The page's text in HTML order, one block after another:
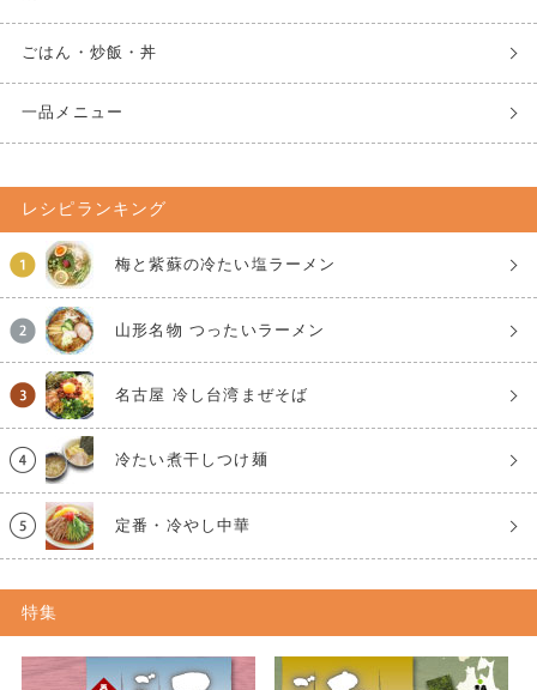
ごはん・炒飯・丼
一品メニュー
レシピランキング
梅と紫蘇の冷たい塩ラーメン
山形名物 つったいラーメン
名古屋 冷し台湾まぜそば
冷たい煮干しつけ麺
定番・冷やし中華
特集